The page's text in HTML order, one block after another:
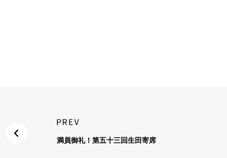
満員御礼！第五十三回生田寄席